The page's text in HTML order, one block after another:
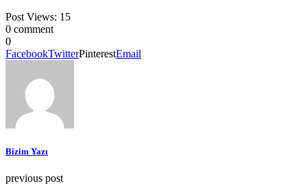
Post Views: 15
0 comment
0
FacebookTwitterPinterestEmail
Bizim Yazı
previous post